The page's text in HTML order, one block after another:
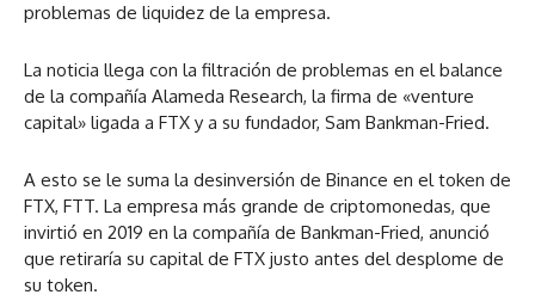
problemas de liquidez de la empresa.
La noticia llega con la filtración de problemas en el balance
de la compañía Alameda Research, la firma de «venture
capital» ligada a FTX y a su fundador, Sam Bankman-Fried.
A esto se le suma la desinversión de Binance en el token de
FTX, FTT. La empresa más grande de criptomonedas, que
invirtió en 2019 en la compañía de Bankman-Fried, anunció
que retiraría su capital de FTX justo antes del desplome de
su token.